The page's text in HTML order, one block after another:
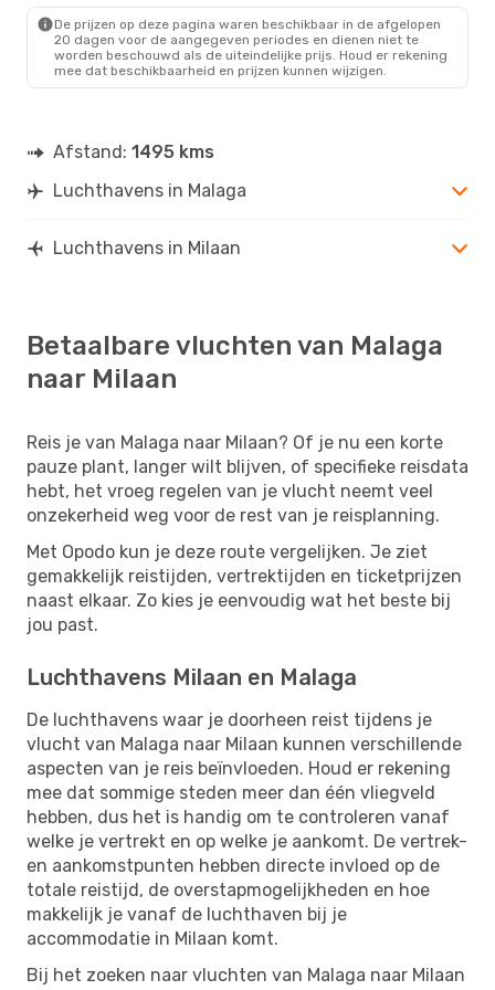
De prijzen op deze pagina waren beschikbaar in de afgelopen
20 dagen voor de aangegeven periodes en dienen niet te
worden beschouwd als de uiteindelijke prijs. Houd er rekening
mee dat beschikbaarheid en prijzen kunnen wijzigen.
Afstand: 1495 kms
Luchthavens in Malaga
Luchthavens in Milaan
Betaalbare vluchten van Malaga
naar Milaan
Reis je van Malaga naar Milaan? Of je nu een korte
pauze plant, langer wilt blijven, of specifieke reisdata
hebt, het vroeg regelen van je vlucht neemt veel
onzekerheid weg voor de rest van je reisplanning.
Met Opodo kun je deze route vergelijken. Je ziet
gemakkelijk reistijden, vertrektijden en ticketprijzen
naast elkaar. Zo kies je eenvoudig wat het beste bij
jou past.
Luchthavens Milaan en Malaga
De luchthavens waar je doorheen reist tijdens je
vlucht van Malaga naar Milaan kunnen verschillende
aspecten van je reis beïnvloeden. Houd er rekening
mee dat sommige steden meer dan één vliegveld
hebben, dus het is handig om te controleren vanaf
welke je vertrekt en op welke je aankomt. De vertrek-
en aankomstpunten hebben directe invloed op de
totale reistijd, de overstapmogelijkheden en hoe
makkelijk je vanaf de luchthaven bij je
accommodatie in Milaan komt.
Bij het zoeken naar vluchten van Malaga naar Milaan